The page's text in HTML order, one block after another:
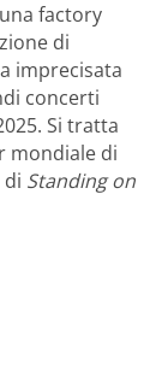
factory
di
imprecisata
concerti
Si tratta
mondiale di
Standing on